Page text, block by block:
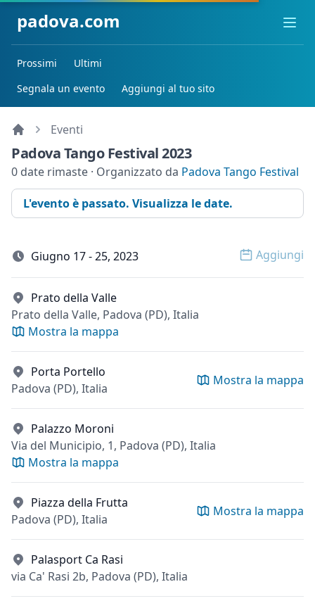
padova.com
Prossimi
Ultimi
Segnala un evento
Aggiungi al tuo sito
Eventi
Padova Tango Festival 2023
0 date rimaste · Organizzato da Padova Tango Festival
L'evento è passato. Visualizza le date.
Giugno 17 - 25, 2023 Open
Aggiungi
Prato della Valle
Prato della Valle, Padova (PD), Italia
Mostra la mappa
Porta Portello
Padova (PD), Italia
Mostra la mappa
Palazzo Moroni
Via del Municipio, 1, Padova (PD), Italia
Mostra la mappa
Piazza della Frutta
Padova (PD), Italia
Mostra la mappa
Palasport Ca Rasi
via Ca' Rasi 2b, Padova (PD), Italia